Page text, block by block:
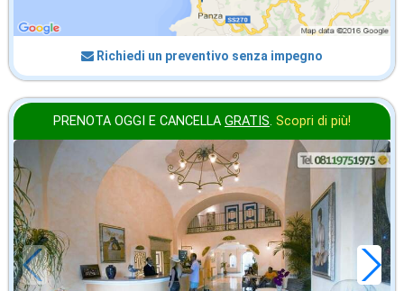
Richiedi un preventivo senza impegno
PRENOTA OGGI E CANCELLA GRATIS. Scopri di più!
agosto
in offerta da
€73 ,36
a notte